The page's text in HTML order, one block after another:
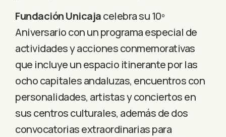
Fundación Unicajacelebra su 10º
Aniversario con un programa especial de
actividades y acciones conmemorativas
que incluye un espacio itinerante por las
ocho capitales andaluzas, encuentros con
personalidades, artistas y conciertos en
sus centros culturales, además de dos
convocatorias extraordinarias para